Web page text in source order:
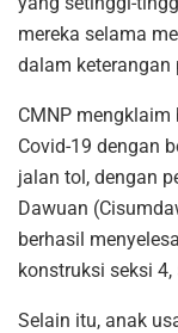
mereka selama
dalam keterangan
CMNP
Covid-19 dengan
jalan tol, dengan
Dawuan
berhasil
konstruksi seksi
Selain itu, anak